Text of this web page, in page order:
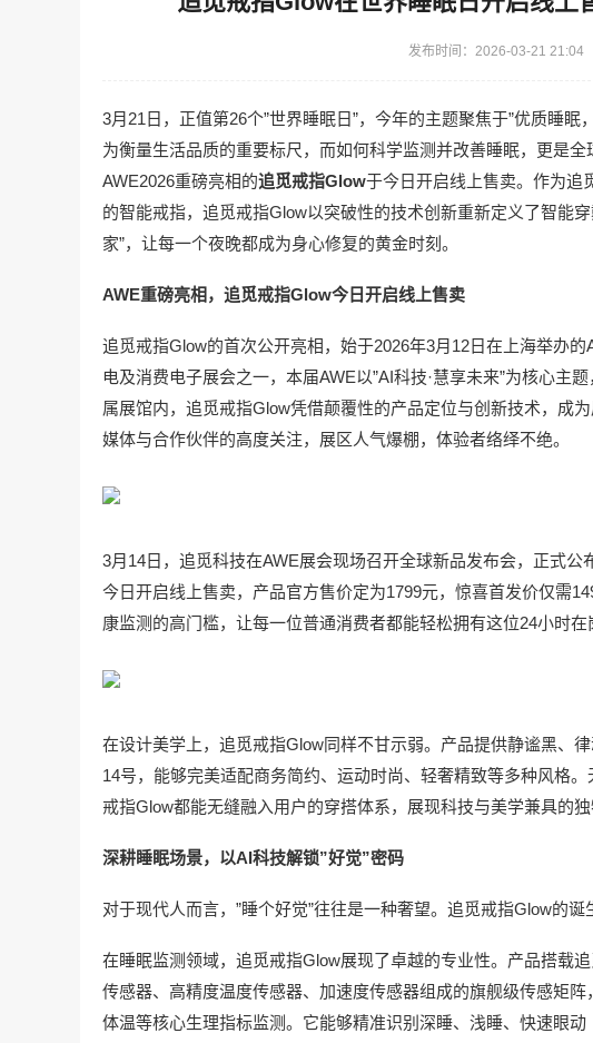
发布时间：2026-03-21 21:04
3月21日，正值第26个”世界睡眠日”，今年的主题聚焦于”优质睡
为衡量生活品质的重要标尺，而如何科学监测并改善睡眠，更是
AWE2026重磅亮相的追觅戒指Glow于今日开启线上售卖。作为追
的智能戒指，追觅戒指Glow以突破性的技术创新重新定义了智能
家”，让每一个夜晚都成为身心修复的黄金时刻。
AWE重磅亮相，追觅戒指Glow今日开启线上售卖
追觅戒指Glow的首次公开亮相，始于2026年3月12日在上海举办
电及消费电子展会之一，本届AWE以”AI科技·慧享未来”为核心主
属展馆内，追觅戒指Glow凭借颠覆性的产品定位与创新技术，成
媒体与合作伙伴的高度关注，展区人气爆棚，体验者络绎不绝。
3月14日，追觅科技在AWE展会现场召开全球新品发布会，正式
今日开启线上售卖，产品官方售价定为1799元，惊喜首发价仅需
康监测的高门槛，让每一位普通消费者都能轻松拥有这位24小时在
在设计美学上，追觅戒指Glow同样不甘示弱。产品提供静谧黑、
14号，能够完美适配商务简约、运动时尚、轻奢精致等多种风格
戒指Glow都能无缝融入用户的穿搭体系，展现科技与美学兼具的独
深耕睡眠场景，以AI科技解锁”好觉”密码
对于现代人而言，”睡个好觉”往往是一种奢望。追觅戒指Glow的诞
在睡眠监测领域，追觅戒指Glow展现了卓越的专业性。产品搭载
传感器、高精度温度传感器、加速度传感器组成的旗舰级传感矩阵
体温等核心生理指标监测。它能够精准识别深睡、浅睡、快速眼